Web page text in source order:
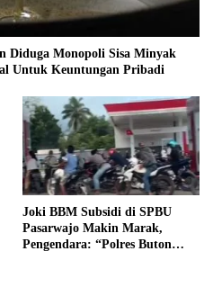
Diduga Monopoli Sisa Minyak
Untuk Keuntungan Pribadi
Joki BBM Subsidi di SPBU
Pasarwajo Makin Marak,
Pengendara: “Polres Buton